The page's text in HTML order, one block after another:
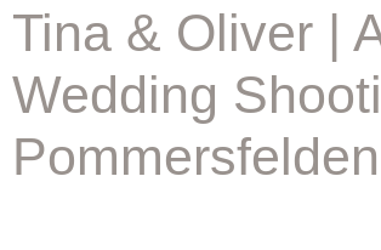
Tina & Oliver |
Wedding
Pommersfelden